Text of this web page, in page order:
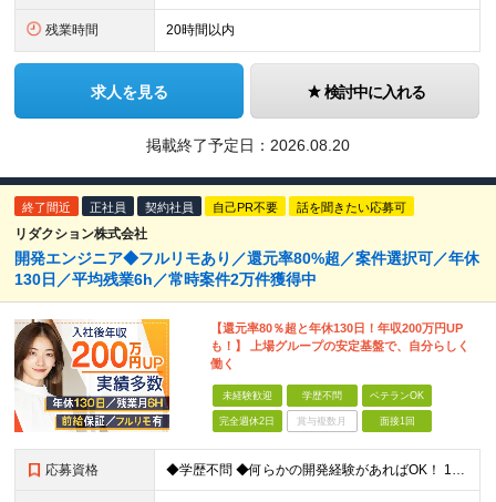
残業時間 20時間以内
求人を見る 検討中に入れる
掲載終了予定日： 2026.08.20
終了間近 正社員 契約社員 自己PR不要 話を聞きたい応募可
リダクション株式会社
開発エンジニア◆フルリモあり／還元率80%超／案件選択可／年休
130日／平均残業6h／常時案件2万件獲得中
【還元率80％超と年休130日！年収200万円UP
も！】 上場グループの安定基盤で、自分らしく
働く
未経験歓迎 学歴不問 ベテランOK
完全週休2日 賞与複数月 面接1回
応募資格 ◆学歴不問 ◆何らかの開発経験があればOK！ 1年未満のご経験でも歓迎！ ◆経験年数・担当フェーズ・言語不問 ＼こんな方もぜひご応募ください！／ ・IT業界で何らかの実務経験をお持ちの方 ・第二新卒